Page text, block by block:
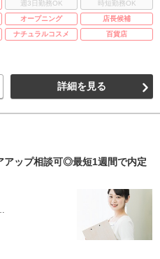
週3日勤務OK
時短勤務OK
オープニング
店長候補
ナチュラルコスメ 百貨店
詳細を見る
アップ相談可◎最短1週間で内定